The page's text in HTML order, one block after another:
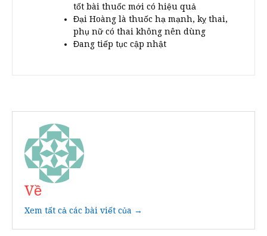
tốt bài thuốc mới có hiệu quả
Đại Hoàng là thuốc hạ mạnh, kỵ thai,
phụ nữ có thai không nên dùng
Đang tiếp tục cập nhật
Về
Xem tất cả các bài viết của →